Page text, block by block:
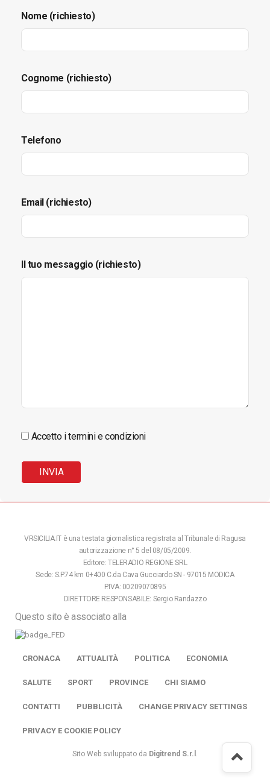
Nome (richiesto)
Cognome (richiesto)
Telefono
Email (richiesto)
Il tuo messaggio (richiesto)
Accetto i termini e condizioni
VRSICILIA.IT è una testata giornalistica registrata al Tribunale di Ragusa
autorizzazione n° 5 del 08/05/2009.
Editore: TELERADIO REGIONE SRL
Sede: S.P.74 km 0+400 C.da Cava Gucciardo SN - 97015 MODICA
P.IVA: 00209070895
DIRETTORE RESPONSABILE: Sergio Randazzo
Questo sito è associato alla
CRONACA ATTUALITÀ POLITICA ECONOMIA
SALUTE SPORT PROVINCE CHI SIAMO
CONTATTI PUBBLICITÀ CHANGE PRIVACY SETTINGS
PRIVACY E COOKIE POLICY
Sito Web sviluppato da Digitrend S.r.l .